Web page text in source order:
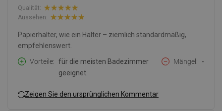
Qualität:
Aussehen:
Papierhalter, wie ein Halter – ziemlich standardmäßig,
empfehlenswert.
Vorteile
für die meisten Badezimmer
geeignet.
Mängel -
Zeigen Sie den ursprünglichen Kommentar